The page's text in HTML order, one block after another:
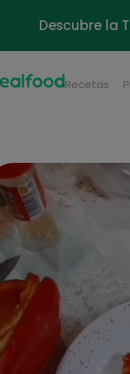
Descubre la
Recetas